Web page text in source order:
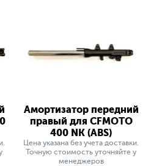
Амортизатор передний
правый для CFMOTO
400 NK (ABS)
Цена указана без учета доставки.
Точную стоимость уточняйте у
менеджеров